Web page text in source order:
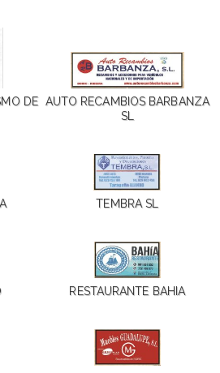
DE AUTO RECAMBIOS BARBANZA
SL
TEMBRA SL
RESTAURANTE BAHIA